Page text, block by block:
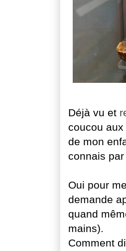
Déjà vu et
coucou
de mon
connais
Oui pour
demande
quand
mains).
Comment